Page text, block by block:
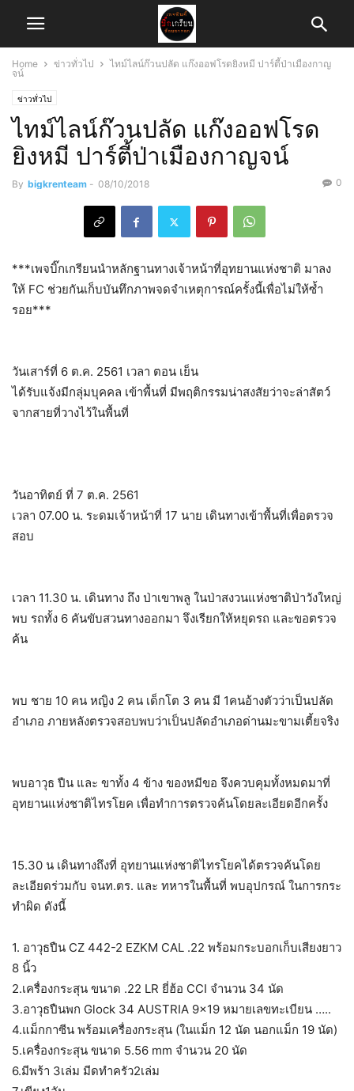
Home ข่าวทั่วไป
​ไทม์ไลน์​ก๊วนปลัด แก๊งออฟโรดยิงหมี ​ปาร์ตี้ป่าเมืองกาญ
จน์
ข่าวทั่วไป
​ไทม์ไลน์​ก๊วนปลัด แก๊งออฟโรด
ยิงหมี ​ปาร์ตี้ป่าเมืองกาญจน์
By bigkrenteam - 08/10/2018 0
***เพจบิ๊กเกรียนนำหลักฐานทางเจ้าหน้าที่อุทยานแห่งชาติ​ มาลง
ให้ FC ช่วยกันเก็บบันทึกภาพจดจำเหตุการณ์ครั้งนี้เพื่อไม่ให้ซ้ำ
รอย***
วันเสาร์ที่ 6 ต.ค. 2561 เวลา ตอน เย็น
ได้รับแจ้งมีกลุ่มบุคคล เข้าพื้นที่ มีพฤติกรรมน่าสงสัยว่าจะล่าสัตว์
จากสายที่วางไว้ในพื้นที่
วันอาทิตย์ ที่ 7 ต.ค. 2561
เวลา 07.00 น. ระดมเจ้าหน้าที่ 17 นาย เดินทางเข้าพื้นที่เพื่อตรวจ
สอบ
เวลา 11.30 น. เดินทาง ถึง ป่าเขาพลู ในป่าสงวนแห่งชาติป่าวังใหญ่
พบ รถทั้ง 6 คันขับสวนทางออกมา จึงเรียกให้หยุดรถ และขอตรวจ
ค้น
พบ ชาย 10 คน หญิง 2 คน เด็กโต 3 คน มี 1คนอ้างตัวว่าเป็นปลัด
อำเภอ ภายหลังตรวจสอบพบว่าเป็นปลัดอำเภอด่านมะขามเตี้ยจริง
พบอาวุธ ปืน และ ขาทั้ง 4 ข้าง ของหมีขอ จึงควบคุมทั้งหมดมาที่
อุทยานแห่งชาติไทรโยค เพื่อทำการตรวจค้นโดยละเอียดอีกครั้ง
15.30 น เดินทางถึงที่ อุทยานแห่งชาติไทรโยคได้ตรวจค้นโดย
ละเอียดร่วมกับ จนท.ตร. และ ทหารในพื้นที่ พบอุปกรณ์ ในการกระ
ทำผิด ดังนี้
1. อาวุธปืน CZ 442-2 EZKM CAL .22 พร้อมกระบอกเก็บเสียงยาว
8 นิ้ว
2.เครื่องกระสุน ขนาด .22 LR ยี่ฮ้อ CCI จำนวน 34 นัด
3.อาวุธปืนพก Glock 34 AUSTRIA 9×19 หมายเลขทะเบียน …..
4.แม็กกาซีน พร้อมเครื่องกระสุน (ในแม็ก 12 นัด นอกแม็ก 19 นัด)
5.เครื่องกระสุน ขนาด 5.56 mm จำนวน 20 นัด
6.มีพร้า 3เล่ม มีดทำครัว2เล่ม